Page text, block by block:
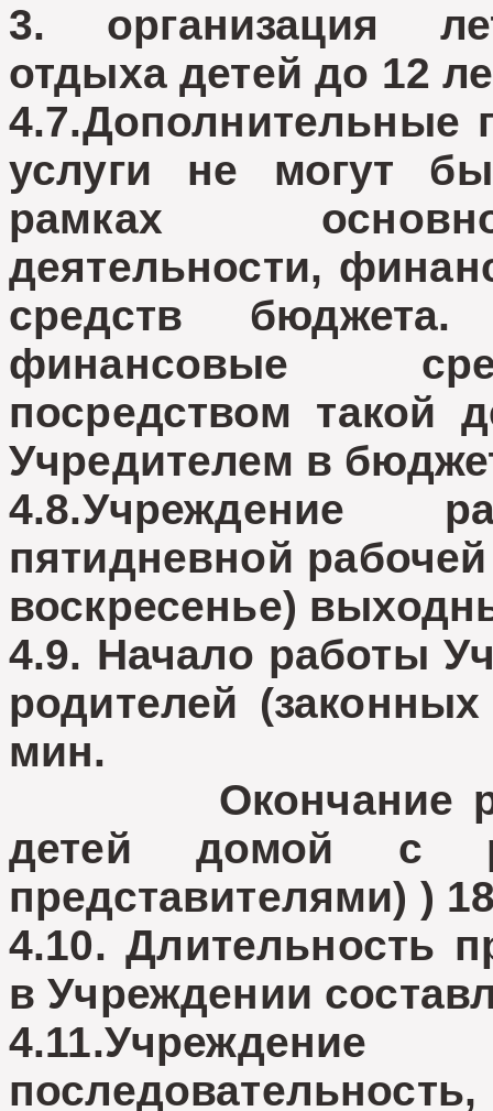
3. организация
отдыха детей до 12
4.7.Дополнительные
услуги не могут
рамках
деятельности,
средств
финансовые
посредством такой
Учредителем в
4.8.Учреждение
пятидневной
воскресенье)
4.9. Начало работы
родителей
мин.
Окончание
детей домой с
представителями) )
4.10. Длительность
в Учреждении